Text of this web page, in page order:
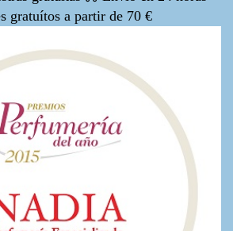
gratuítos a partir de 70 €